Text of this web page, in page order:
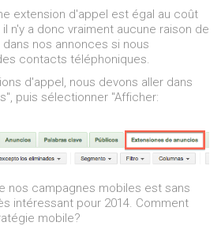
extension d'appel est égal au coût
n'y a donc vraiment aucune raison de
nos annonces si nous
contacts téléphoniques.
d'appel, nous devons aller dans
puis sélectionner "Afficher:
nos campagnes mobiles est sans
intéressant pour 2014. Comment
mobile?